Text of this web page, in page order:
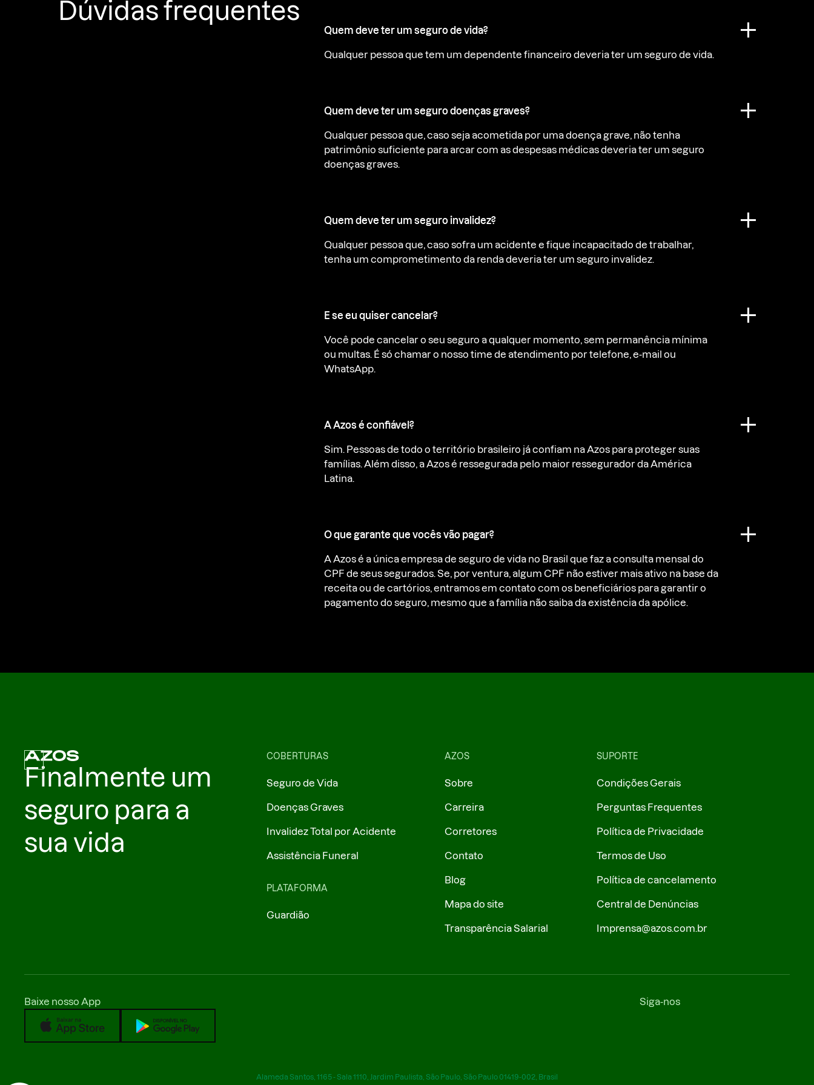
Dúvidas frequentes
Quem deve ter um seguro de vida?
Qualquer pessoa que tem um dependente financeiro deveria ter um seguro de vida.
Quem deve ter um seguro doenças graves?
Qualquer pessoa que, caso seja acometida por uma doença grave, não tenha
patrimônio suficiente para arcar com as despesas médicas deveria ter um seguro
doenças graves.
Quem deve ter um seguro invalidez?
Qualquer pessoa que, caso sofra um acidente e fique incapacitado de trabalhar,
tenha um comprometimento da renda deveria ter um seguro invalidez.
E se eu quiser cancelar?
Você pode cancelar o seu seguro a qualquer momento, sem permanência mínima
ou multas. É só chamar o nosso time de atendimento por telefone, e-mail ou
WhatsApp.
A Azos é confiável?
Sim. Pessoas de todo o território brasileiro já confiam na Azos para proteger suas
famílias. Além disso, a Azos é ressegurada pelo maior ressegurador da América
Latina.
O que garante que vocês vão pagar?
A Azos é a única empresa de seguro de vida no Brasil que faz a consulta mensal do
CPF de seus segurados. Se, por ventura, algum CPF não estiver mais ativo na base da
receita ou de cartórios, entramos em contato com os beneficiários para garantir o
pagamento do seguro, mesmo que a família não saiba da existência da apólice.
Finalmente um
seguro para a
sua vida
COBERTURAS
Seguro de Vida
Doenças Graves
Invalidez Total por Acidente
Assistência Funeral
PLATAFORMA
Guardião
AZOS
Sobre
Carreira
Corretores
Contato
Blog
Mapa do site
Transparência Salarial
SUPORTE
Condições Gerais
Perguntas Frequentes
Política de Privacidade
Termos de Uso
Política de cancelamento
Central de Denúncias
Imprensa@azos.com.br
Baixe nosso App Siga-nos
Alameda Santos, 1165 - Sala 1110, Jardim Paulista, São Paulo, São Paulo 01419-002, Brasil